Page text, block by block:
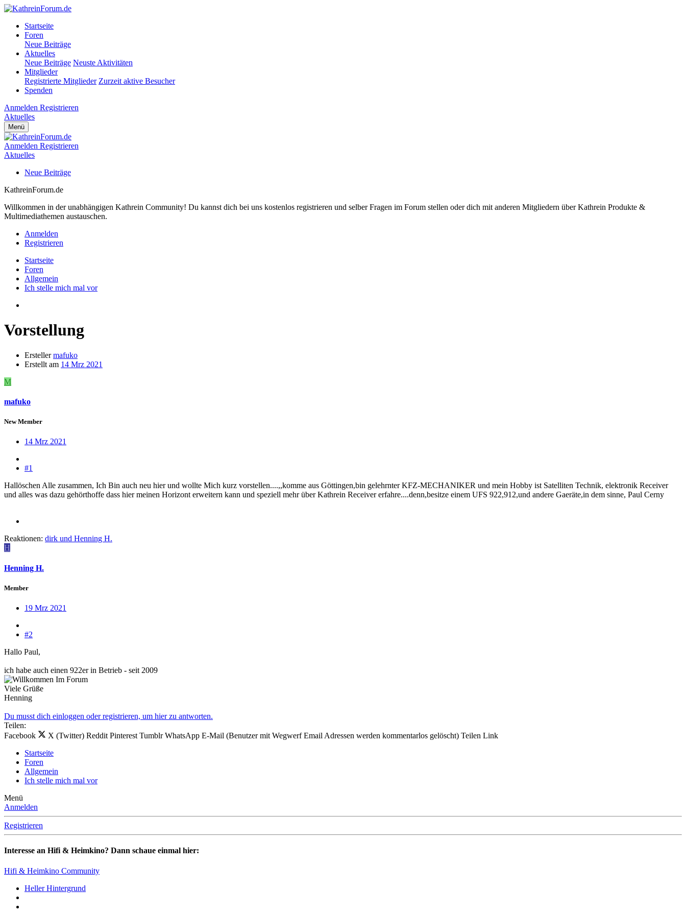
Startseite
Foren
Neue Beiträge
Aktuelles
Neue Beiträge Neuste Aktivitäten
Mitglieder
Registrierte Mitglieder Zurzeit aktive Besucher
Spenden
Anmelden Registrieren
Aktuelles
Menü
Anmelden Registrieren
Aktuelles
Neue Beiträge
KathreinForum.de
Willkommen in der unabhängigen Kathrein Community! Du kannst dich bei uns kostenlos registrieren und selber Fragen im Forum stellen oder dich mit anderen Mitgliedern über Kathrein Produkte &
Multimediathemen austauschen.
Anmelden
Registrieren
Startseite
Foren
Allgemein
Ich stelle mich mal vor
Vorstellung
Ersteller mafuko
Erstellt am 14 Mrz 2021
M
mafuko
New Member
14 Mrz 2021
#1
Hallöschen Alle zusammen, Ich Bin auch neu hier und wollte Mich kurz vorstellen....,,komme aus Göttingen,bin gelehrnter KFZ-MECHANIKER und mein Hobby ist Satelliten Technik, elektronik Receiver
und alles was dazu gehörthoffe dass hier meinen Horizont erweitern kann und speziell mehr über Kathrein Receiver erfahre....denn,besitze einem UFS 922,912,und andere Gaeräte,in dem sinne, Paul Cerny
Reaktionen: dirk und Henning H.
H
Henning H.
Member
19 Mrz 2021
#2
Hallo Paul,
ich habe auch einen 922er in Betrieb - seit 2009
Viele Grüße
Henning
Du musst dich einloggen oder registrieren, um hier zu antworten.
Teilen:
Facebook
X (Twitter) Reddit Pinterest Tumblr WhatsApp E-Mail (Benutzer mit Wegwerf Email Adressen werden kommentarlos gelöscht) Teilen Link
Startseite
Foren
Allgemein
Ich stelle mich mal vor
Menü
Anmelden
Registrieren
Interesse an Hifi & Heimkino? Dann schaue einmal hier:
Hifi & Heimkino Community
Heller Hintergrund